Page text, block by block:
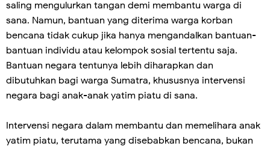
saling mengulurkan tangan demi membantu warga di
sana. Namun, bantuan yang diterima warga korban
bencana tidak cukup jika hanya mengandalkan bantuan-
bantuan individu atau kelompok sosial tertentu saja.
Bantuan negara tentunya lebih diharapkan dan
dibutuhkan bagi warga Sumatra, khususnya intervensi
negara bagi anak-anak yatim piatu di sana.
Intervensi negara dalam membantu dan memelihara anak
yatim piatu, terutama yang disebabkan bencana, bukan